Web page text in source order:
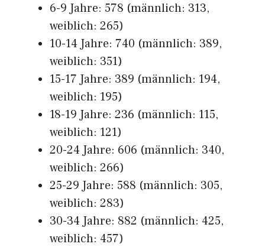
6-9 Jahre: 578 (männlich: 313,
weiblich: 265)
10-14 Jahre: 740 (männlich: 389,
weiblich: 351)
15-17 Jahre: 389 (männlich: 194,
weiblich: 195)
18-19 Jahre: 236 (männlich: 115,
weiblich: 121)
20-24 Jahre: 606 (männlich: 340,
weiblich: 266)
25-29 Jahre: 588 (männlich: 305,
weiblich: 283)
30-34 Jahre: 882 (männlich: 425,
weiblich: 457)